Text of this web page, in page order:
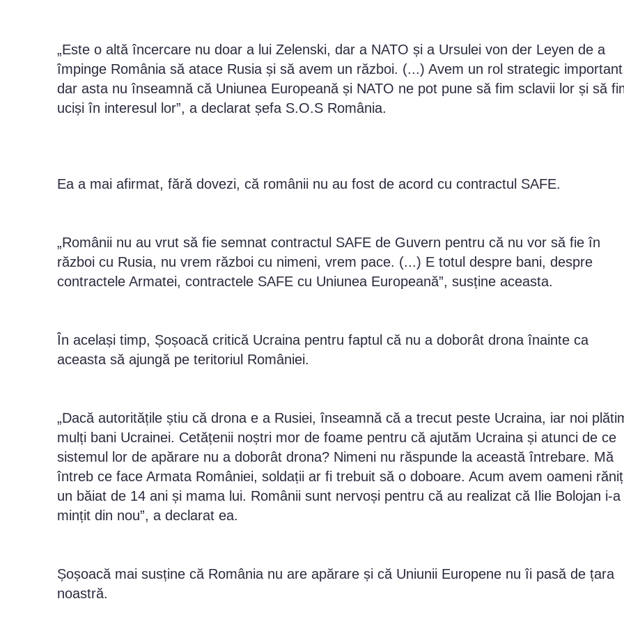
„Este o altă încercare nu doar a lui Zelenski, dar a NATO și a Ursulei von der Leyen de a
împinge România să atace Rusia și să avem un război. (...) Avem un rol strategic
dar asta nu înseamnă că Uniunea Europeană și NATO ne pot pune să fim sclavii lor și să
uciși în interesul lor”, a declarat șefa S.O.S România.
Ea a mai afirmat, fără dovezi, că românii nu au fost de acord cu contractul SAFE.
„Românii nu au vrut să fie semnat contractul SAFE de Guvern pentru că nu vor să fie în
război cu Rusia, nu vrem război cu nimeni, vrem pace. (...) E totul despre bani, despre
contractele Armatei, contractele SAFE cu Uniunea Europeană”, susține aceasta.
În același timp, Șoșoacă critică Ucraina pentru faptul că nu a doborât drona înainte ca
aceasta să ajungă pe teritoriul României.
„Dacă autoritățile știu că drona e a Rusiei, înseamnă că a trecut peste Ucraina, iar noi
mulți bani Ucrainei. Cetățenii noștri mor de foame pentru că ajutăm Ucraina și atunci de ce
sistemul lor de apărare nu a doborât drona? Nimeni nu răspunde la această întrebare. Mă
întreb ce face Armata României, soldații ar fi trebuit să o doboare. Acum avem oameni
un băiat de 14 ani și mama lui. Românii sunt nervoși pentru că au realizat că Ilie Bolojan i-a
mințit din nou”, a declarat ea.
Șoșoacă mai susține că România nu are apărare și că Uniunii Europene nu îi pasă de țara
noastră.